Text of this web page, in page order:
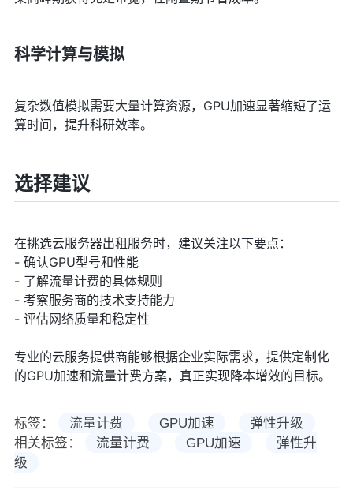
科学计算与模拟
复杂数值模拟需要大量计算资源，GPU加速显著缩短了运
算时间，提升科研效率。
选择建议
在挑选云服务器出租服务时，建议关注以下要点：
- 确认GPU型号和性能
- 了解流量计费的具体规则
- 考察服务商的技术支持能力
- 评估网络质量和稳定性
专业的云服务提供商能够根据企业实际需求，提供定制化
的GPU加速和流量计费方案，真正实现降本增效的目标。
标签： 流量计费 GPU加速
弹性升级
相关标签：
流量计费 GPU加速
弹性升
级